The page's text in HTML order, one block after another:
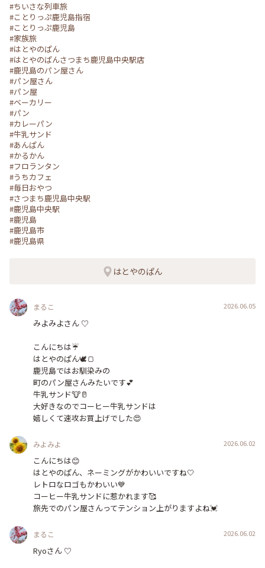
#ちいさな列車旅
#ことりっぷ鹿児島指宿
#ことりっぷ鹿児島
#家族旅
#はとやのぱん
#はとやのぱんさつまち鹿児島中央駅店
#鹿児島のパン屋さん
#パン屋さん
#パン屋
#ベーカリー
#パン
#カレーパン
#牛乳サンド
#あんぱん
#かるかん
#フロランタン
#うちカフェ
#毎日おやつ
#さつまち鹿児島中央駅
#鹿児島中央駅
#鹿児島
#鹿児島市
#鹿児島県
はとやのぱん
まるこ 2026.06.05
みよみよさん ♡
こんにちは☔️
はとやのぱん🕊🍞
鹿児島ではお馴染みの
町のパン屋さんみたいです💕
牛乳サンド🐮🥛
大好きなのでコーヒー牛乳サンドは
嬉しくて速攻お買上げでした😍
みよみよ 2026.06.02
こんにちは😊
はとやのぱん、ネーミングがかわいいですね‎🤍
レトロなロゴもかわいい💙
コーヒー牛乳サンドに惹かれます🥰
旅先でのパン屋さんってテンション上がりますよね💓
まるこ 2026.06.02
Ryoさん ♡